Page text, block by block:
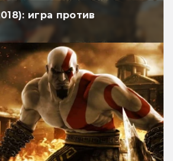
игра против